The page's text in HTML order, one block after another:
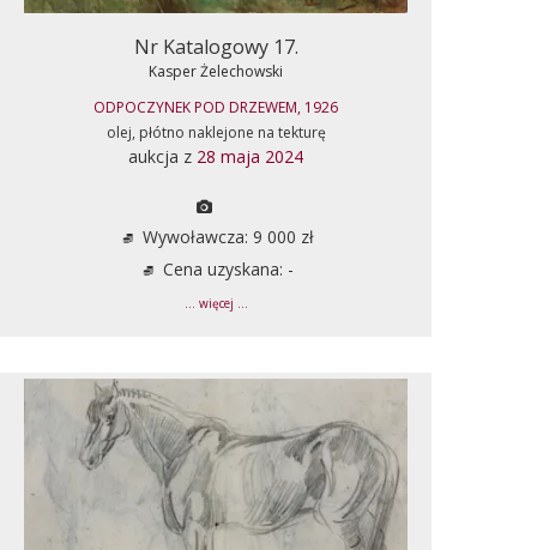
Nr Katalogowy 17.
Kasper Żelechowski
ODPOCZYNEK POD DRZEWEM, 1926
olej, płótno naklejone na tekturę
aukcja z 28 maja 2024
Wywoławcza: 9 000 zł
Cena uzyskana: -
... więcej ...